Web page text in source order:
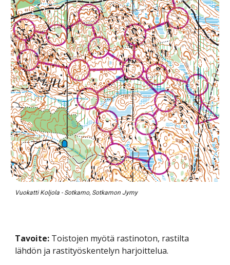
Vuokatti Koljola - Sotkamo, Sotkamon Jymy
Tavoite: Toistojen myötä rastinoton, rastilta
lähdön ja rastityöskentelyn harjoittelua.